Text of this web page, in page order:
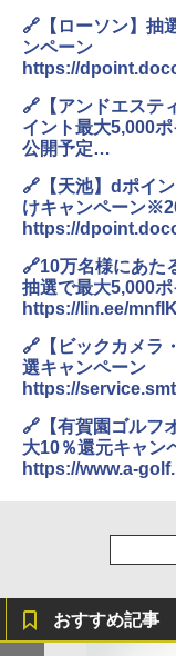
🔗【ローソン】抽
ンペーン
https://
🔗【アンドエステ
イント最大5,000
公開予定
🔗【天池】dポイ
けキャンペーン
https://
🔗10万名様にあた
抽選で最大5,000
https://lin.ee/
🔗【ビックカメラ
選キャンペーン
https://
🔗【有賀園ゴルフ
大10％還元キャン
https://www.a-
おすすめ記事